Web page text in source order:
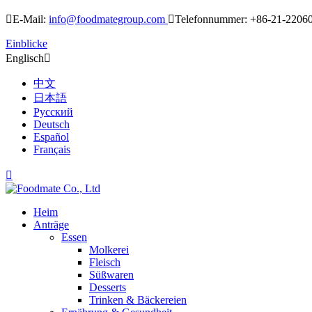
E-Mail: info@foodmategroup.com Telefonnummer: +86-21-
Einblicke
Englisch
中文
日本語
Русский
Deutsch
Español
Français

Heim
Anträge
Essen
Molkerei
Fleisch
Süßwaren
Desserts
Trinken & Bäckereien